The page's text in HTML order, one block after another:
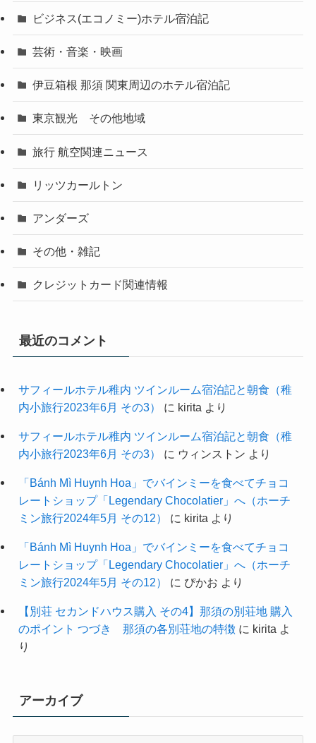
ビジネス(エコノミー)ホテル宿泊記
芸術・音楽・映画
伊豆箱根 那須 関東周辺のホテル宿泊記
東京観光 その他地域
旅行 航空関連ニュース
リッツカールトン
アンダーズ
その他・雑記
クレジットカード関連情報
最近のコメント
サフィールホテル稚内 ツインルーム宿泊記と朝食（稚
内小旅行2023年6月 その3）
に kirita より
サフィールホテル稚内 ツインルーム宿泊記と朝食（稚
内小旅行2023年6月 その3）
に ウィンストン より
「Bánh Mì Huynh Hoa」でバインミーを食べてチョコ
レートショップ「Legendary Chocolatier」へ（ホーチ
ミン旅行2024年5月 その12）
に kirita より
「Bánh Mì Huynh Hoa」でバインミーを食べてチョコ
レートショップ「Legendary Chocolatier」へ（ホーチ
ミン旅行2024年5月 その12）
に ぴかお より
【別荘 セカンドハウス購入 その4】那須の別荘地 購入
のポイント つづき 那須の各別荘地の特徴に kirita よ
り
アーカイブ